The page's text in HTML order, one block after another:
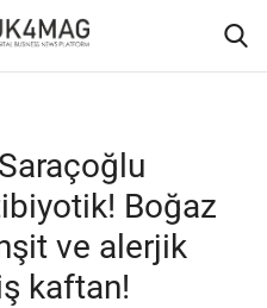
Boğaz
ve alerjik
kaftan!